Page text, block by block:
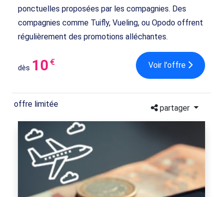
ponctuelles proposées par les compagnies. Des
compagnies comme Tuifly, Vueling, ou Opodo offrent
régulièrement des promotions alléchantes.
dès 10 € Voir l'offre
offre limitée partager